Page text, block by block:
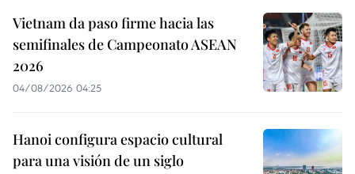
Vietnam da paso firme hacia las
semifinales de Campeonato ASEAN
2026
04/08/2026 04:25
Hanoi configura espacio cultural
para una visión de un siglo